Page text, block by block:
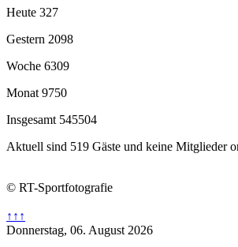
Heute 327
Gestern 2098
Woche 6309
Monat 9750
Insgesamt 545504
Aktuell sind 519 Gäste und keine Mitglieder
© RT-Sportfotografie
↑↑↑
Donnerstag, 06. August 2026